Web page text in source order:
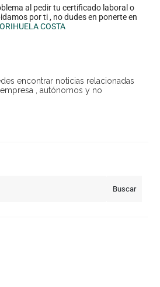
al pedir tu certificado laboral o
por ti , no dudes en ponerte en
COSTA
encontrar noticias relacionadas
, autónomos y no
Buscar